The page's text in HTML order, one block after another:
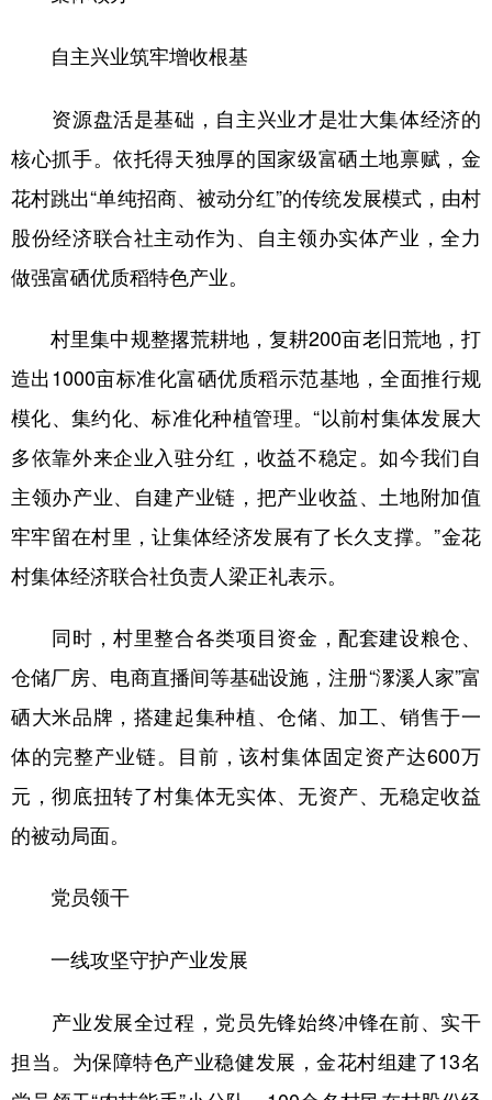
自主兴业筑牢增收根基
资源盘活是基础，自主兴业才是壮大集体经济的
核心抓手。依托得天独厚的国家级富硒土地禀赋，金
花村跳出“单纯招商、被动分红”的传统发展模式，由村
股份经济联合社主动作为、自主领办实体产业，全力
做强富硒优质稻特色产业。
村里集中规整撂荒耕地，复耕200亩老旧荒地，打
造出1000亩标准化富硒优质稻示范基地，全面推行规
模化、集约化、标准化种植管理。“以前村集体发展大
多依靠外来企业入驻分红，收益不稳定。如今我们自
主领办产业、自建产业链，把产业收益、土地附加值
牢牢留在村里，让集体经济发展有了长久支撑。”金花
村集体经济联合社负责人梁正礼表示。
同时，村里整合各类项目资金，配套建设粮仓、
仓储厂房、电商直播间等基础设施，注册“潈溪人家”富
硒大米品牌，搭建起集种植、仓储、加工、销售于一
体的完整产业链。目前，该村集体固定资产达600万
元，彻底扭转了村集体无实体、无资产、无稳定收益
的被动局面。
党员领干
一线攻坚守护产业发展
产业发展全过程，党员先锋始终冲锋在前、实干
担当。为保障特色产业稳健发展，金花村组建了13名